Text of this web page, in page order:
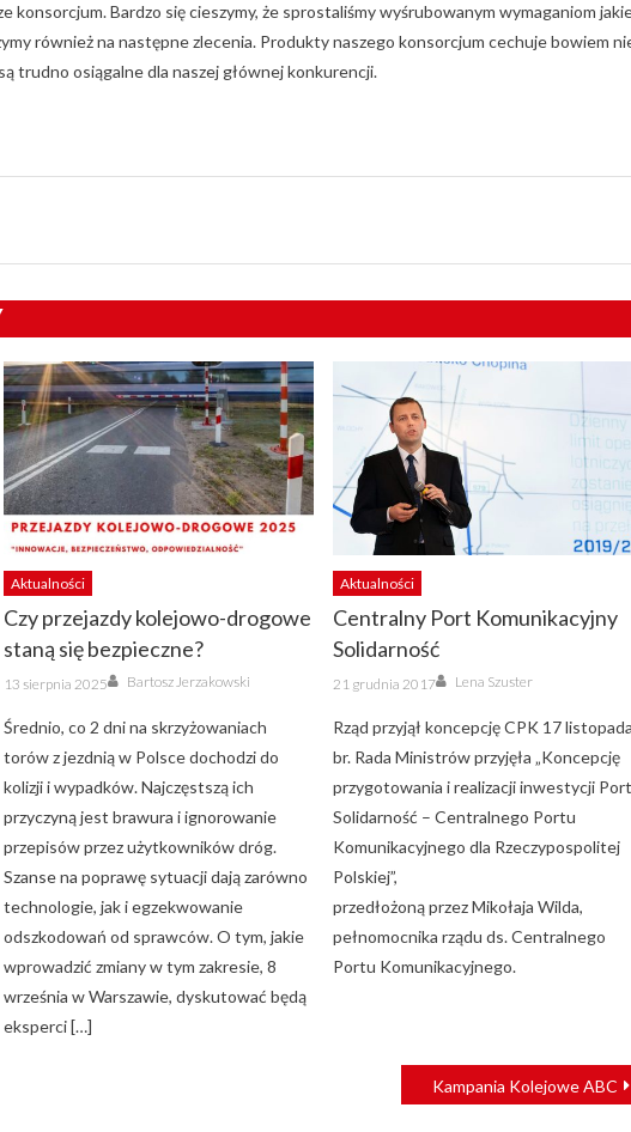
konsorcjum. Bardzo się cieszymy, że sprostaliśmy wyśrubowanym wymaganiom
również na następne zlecenia. Produkty naszego konsorcjum cechuje bowiem
trudno osiągalne dla naszej głównej konkurencji.
Aktualności
Czy przejazdy kolejowo-drogowe
staną się bezpieczne?
Posted
on
13 sierpnia 2025 Author
Bartosz Jerzakowski
Średnio, co 2 dni na skrzyżowaniach
torów z jezdnią w Polsce dochodzi do
kolizji i wypadków. Najczęstszą ich
przyczyną jest brawura i ignorowanie
przepisów przez użytkowników dróg.
Szanse na poprawę sytuacji dają zarówno
technologie, jak i egzekwowanie
odszkodowań od sprawców. O tym, jakie
wprowadzić zmiany w tym zakresie, 8
września w Warszawie, dyskutować będą
eksperci […]
Aktualności
Centralny Port Komunikacyjny
Solidarność
Posted
on
21 grudnia 2017 Author
Lena Szuster
Rząd przyjął koncepcję CPK 17
br. Rada Ministrów przyjęła „Koncepcję
przygotowania i realizacji inwestycji
Solidarność – Centralnego Portu
Komunikacyjnego dla Rzeczypospolitej
Polskiej”,
przedłożoną przez Mikołaja Wilda,
pełnomocnika rządu ds. Centralnego
Portu Komunikacyjnego.
Kampania Kolejowe ABC